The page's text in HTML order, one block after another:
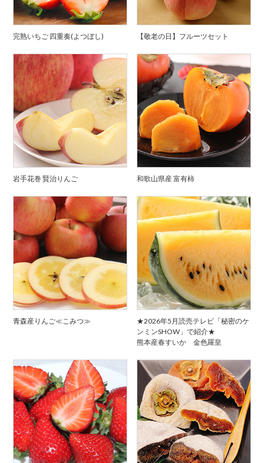
完熟いちご 四重奏(よつぼし) 【敬老の日】フルーツセット
岩手花巻 賢治りんご 和歌山県産 富有柿
青森産りんご≪こみつ≫
★2026年5月読売テレビ「秘密のケ
ンミンSHOW」で紹介★
熊本産春すいか 金色羅皇